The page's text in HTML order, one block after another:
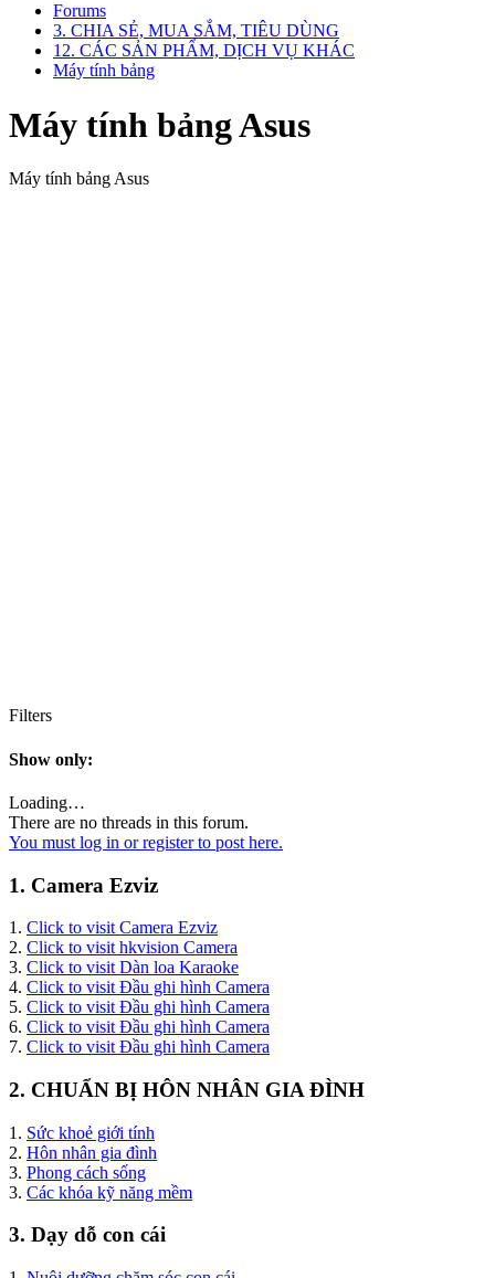
Forums
3. CHIA SẺ, MUA SẮM, TIÊU DÙNG
12. CÁC SẢN PHẨM, DỊCH VỤ KHÁC
Máy tính bảng
Máy tính bảng Asus
Máy tính bảng Asus
Filters
Show only:
Loading…
There are no threads in this forum.
You must log in or register to post here.
1. Camera Ezviz
1. Click to visit Camera Ezviz
2. Click to visit hkvision Camera
3. Click to visit Dàn loa Karaoke
4. Click to visit Đầu ghi hình Camera
5. Click to visit Đầu ghi hình Camera
6. Click to visit Đầu ghi hình Camera
7. Click to visit Đầu ghi hình Camera
2. CHUẨN BỊ HÔN NHÂN GIA ĐÌNH
1. Sức khoẻ giới tính
2. Hôn nhân gia đình
3. Phong cách sống
3. Các khóa kỹ năng mềm
3. Dạy dỗ con cái